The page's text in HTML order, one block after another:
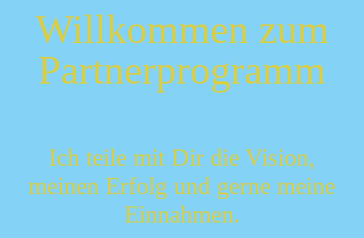
Willkommen zum
Partnerprogramm
Ich teile mit Dir die Vision,
meinen Erfolg und gerne meine
Einnahmen.